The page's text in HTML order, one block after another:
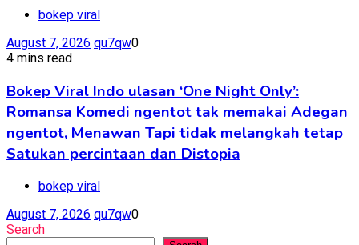
bokep viral
August 7, 2026 qu7qw0
4 mins read
Bokep Viral Indo ulasan ‘One Night Only’:
Romansa Komedi ngentot tak memakai Adegan
ngentot, Menawan Tapi tidak melangkah tetap
Satukan percintaan dan Distopia
bokep viral
August 7, 2026 qu7qw0
Search